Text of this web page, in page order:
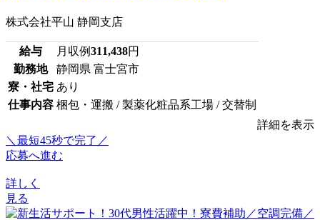
株式会社平山 静岡支店
給与 月収例311,438円
勤務地
静岡県 富士宮市
寮・社宅 あり
仕事内容 梱包・運搬 / 製薬化粧品系工場 / 交替制
詳細を表示
＼最短45秒で完了／
応募へ進む
詳しく
見る